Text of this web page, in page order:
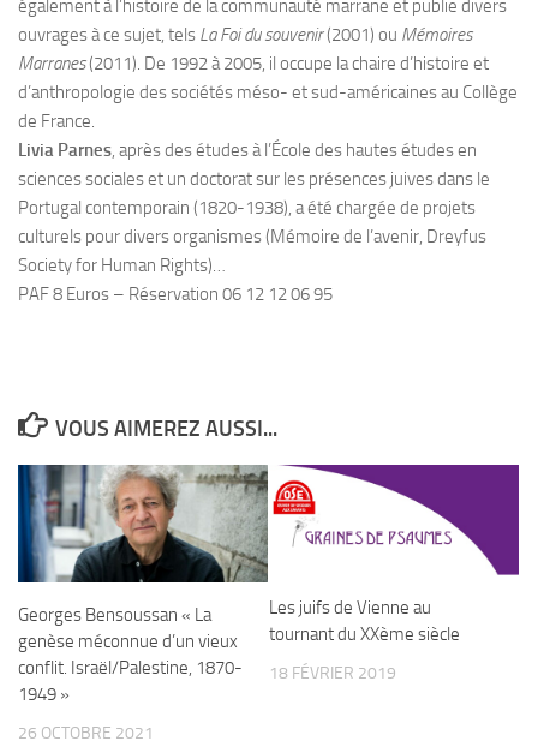
également à l’histoire de la communauté marrane et publie divers
ouvrages à ce sujet, tels La Foi du souvenir(2001) ou Mémoires
Marranes(2011). De 1992 à 2005, il occupe la chaire d’histoire et
d’anthropologie des sociétés méso- et sud-américaines au Collège
de France.
Livia Parnes, après des études à l’École des hautes études en
sciences sociales et un doctorat sur les présences juives dans le
Portugal contemporain (1820-1938), a été chargée de projets
culturels pour divers organismes (Mémoire de l’avenir, Dreyfus
Society for Human Rights)…
PAF 8 Euros – Réservation 06 12 12 06 95
VOUS AIMEREZ AUSSI...
Georges Bensoussan « La
genèse méconnue d’un vieux
conflit. Israël/Palestine, 1870-
1949 »
26 OCTOBRE 2021
Les juifs de Vienne au
tournant du XXème siècle
18 FÉVRIER 2019